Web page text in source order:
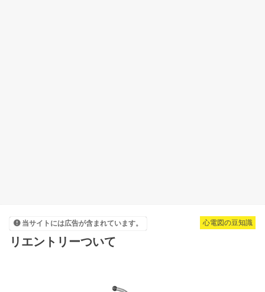
心電図の豆知識
当サイトには広告が含まれています。
リエントリーついて